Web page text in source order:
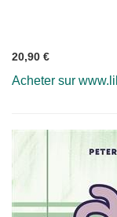
20,90 €
Acheter sur